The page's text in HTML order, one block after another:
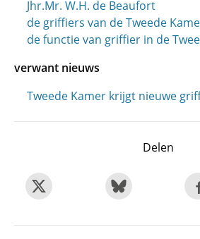
Jhr.Mr. W.H. de Beaufort
de griffiers van de Tweede
de functie van griffier in de
verwant nieuws
Tweede Kamer krijgt nieuwe
Delen